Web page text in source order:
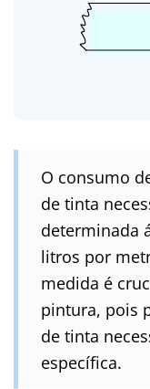
O consumo
de tinta
determinada
litros por
medida é
pintura, pois
de tinta
específica.